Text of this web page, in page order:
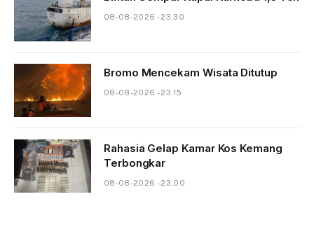
08-08-2026 - 23.30
Bromo Mencekam Wisata Ditutup
08-08-2026 - 23.15
Rahasia Gelap Kamar Kos Kemang
Terbongkar
08-08-2026 - 23.00